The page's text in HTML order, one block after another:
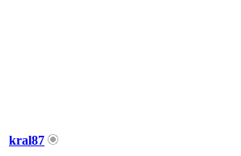
kral87